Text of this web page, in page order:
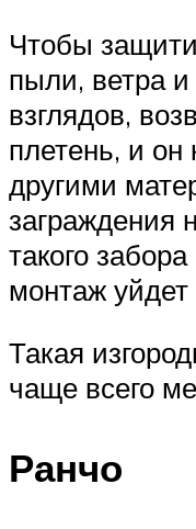
Чтобы
пыли, ветра
взглядов,
плетень, и он
другими
заграждения
такого
монтаж
Такая
чаще всего
Ранчо